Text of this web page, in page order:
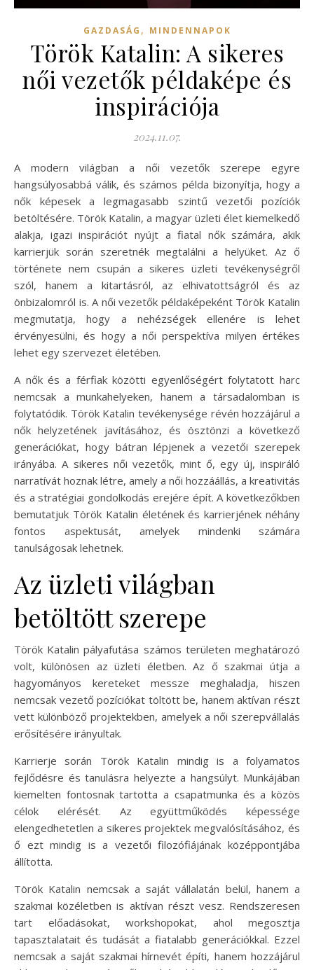
GAZDASÁG , MINDENNAPOK
Török Katalin: A sikeres
női vezetők példaképe és
inspirációja
2024.11.07.
A modern világban a női vezetők szerepe egyre
hangsúlyosabbá válik, és számos példa bizonyítja, hogy a
nők képesek a legmagasabb szintű vezetői pozíciók
betöltésére. Török Katalin, a magyar üzleti élet kiemelkedő
alakja, igazi inspirációt nyújt a fiatal nők számára, akik
karrierjük során szeretnék megtalálni a helyüket. Az ő
története nem csupán a sikeres üzleti tevékenységről
szól, hanem a kitartásról, az elhivatottságról és az
önbizalomról is. A női vezetők példaképeként Török Katalin
megmutatja, hogy a nehézségek ellenére is lehet
érvényesülni, és hogy a női perspektíva milyen értékes
lehet egy szervezet életében.
A nők és a férfiak közötti egyenlőségért folytatott harc
nemcsak a munkahelyeken, hanem a társadalomban is
folytatódik. Török Katalin tevékenysége révén hozzájárul a
nők helyzetének javításához, és ösztönzi a következő
generációkat, hogy bátran lépjenek a vezetői szerepek
irányába. A sikeres női vezetők, mint ő, egy új, inspiráló
narratívát hoznak létre, amely a női hozzáállás, a kreativitás
és a stratégiai gondolkodás erejére épít. A következőkben
bemutatjuk Török Katalin életének és karrierjének néhány
fontos aspektusát, amelyek mindenki számára
tanulságosak lehetnek.
Az üzleti világban
betöltött szerepe
Török Katalin pályafutása számos területen meghatározó
volt, különösen az üzleti életben. Az ő szakmai útja a
hagyományos kereteket messze meghaladja, hiszen
nemcsak vezető pozíciókat töltött be, hanem aktívan részt
vett különböző projektekben, amelyek a női szerepvállalás
erősítésére irányultak.
Karrierje során Török Katalin mindig is a folyamatos
fejlődésre és tanulásra helyezte a hangsúlyt. Munkájában
kiemelten fontosnak tartotta a csapatmunka és a közös
célok elérését. Az együttműködés képessége
elengedhetetlen a sikeres projektek megvalósításához, és
ő ezt mindig is a vezetői filozófiájának középpontjába
állította.
Török Katalin nemcsak a saját vállalatán belül, hanem a
szakmai közéletben is aktívan részt vesz. Rendszeresen
tart előadásokat, workshopokat, ahol megosztja
tapasztalatait és tudását a fiatalabb generációkkal. Ezzel
nemcsak a saját szakmai hírnevét építi, hanem hozzájárul